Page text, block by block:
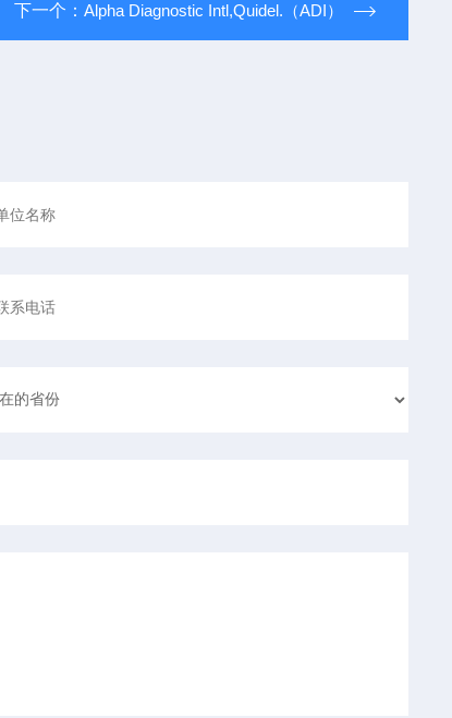
下一个： Alpha Diagnostic Intl,Quidel.（ADI）